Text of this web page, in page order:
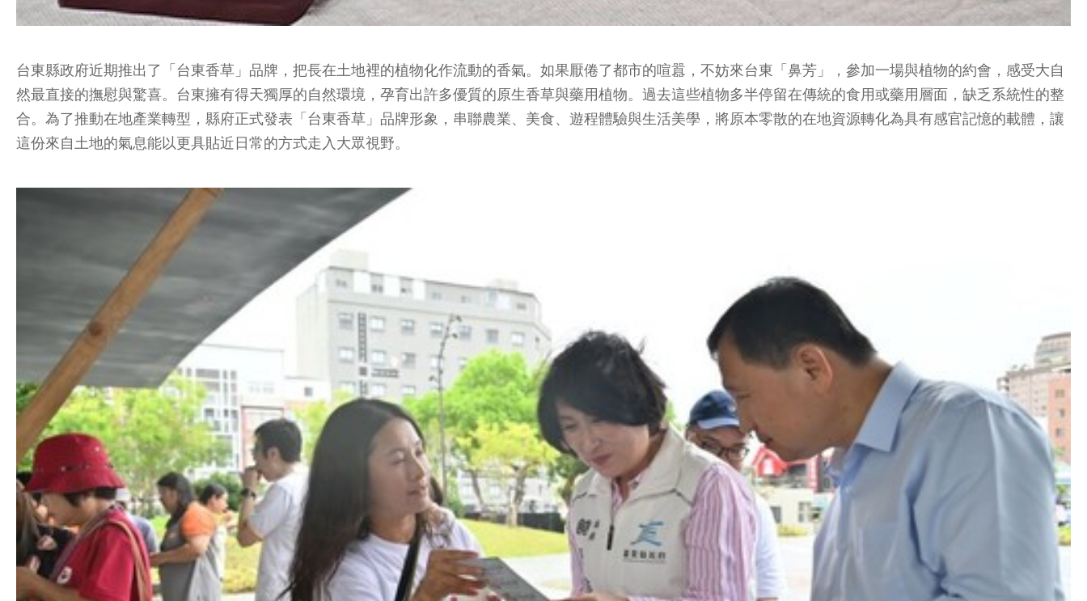
台東縣政府近期推出了「台東香草」品牌，把長在土地裡的植物化作流動的香氣。如果厭倦了都市的喧囂，不妨來台東「鼻芳」，參加一場與植物的約會，感受大自
然最直接的撫慰與驚喜。台東擁有得天獨厚的自然環境，孕育出許多優質的原生香草與藥用植物。過去這些植物多半停留在傳統的食用或藥用層面，缺乏系統性的整
合。為了推動在地產業轉型，縣府正式發表「台東香草」品牌形象，串聯農業、美食、遊程體驗與生活美學，將原本零散的在地資源轉化為具有感官記憶的載體，讓
這份來自土地的氣息能以更具貼近日常的方式走入大眾視野。